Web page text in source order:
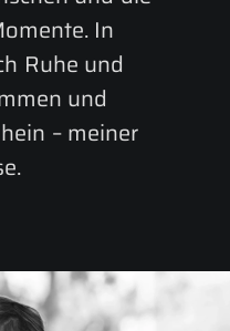
In
Ruhe und
und
– meiner